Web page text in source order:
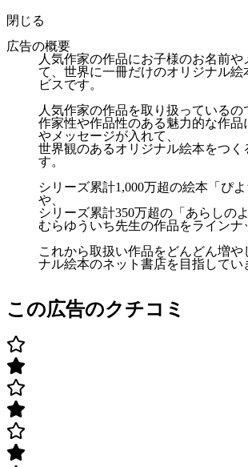
閉じる
広告の概要
人気作家の作品にお子様のお名前
て、世界に一冊だけのオリジナル絵
ビスです。
人気作家の作品を取り扱っているの
作家性や作品性のある魅力的な作品
やメッセージが入れて、
世界観のあるオリジナル絵本をつく
す。
シリーズ累計1,000万超の絵本「ぴ
や、
シリーズ累計350万超の「あらしの
むらゆういち先生の作品をラインナ
これから取扱い作品をどんどん増や
ナル絵本のネット書店を目指してい
この広告のクチコミ